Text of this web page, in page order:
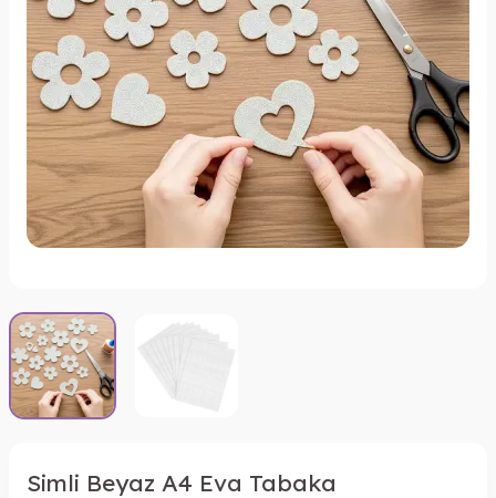
Simli Beyaz A4 Eva Tabaka